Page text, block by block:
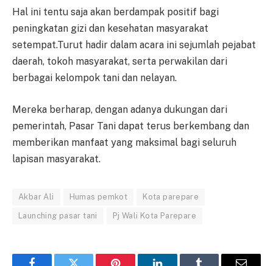
Hal ini tentu saja akan berdampak positif bagi
peningkatan gizi dan kesehatan masyarakat
setempat.Turut hadir dalam acara ini sejumlah pejabat
daerah, tokoh masyarakat, serta perwakilan dari
berbagai kelompok tani dan nelayan.
Mereka berharap, dengan adanya dukungan dari
pemerintah, Pasar Tani dapat terus berkembang dan
memberikan manfaat yang maksimal bagi seluruh
lapisan masyarakat.
Akbar Ali Humas pemkot Kota parepare
Launching pasar tani Pj Wali Kota Parepare